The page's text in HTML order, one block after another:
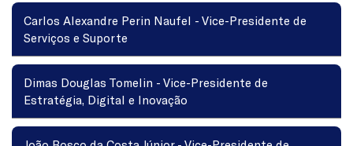
Carlos Alexandre Perin Naufel - Vice-Presidente de
Serviços e Suporte
Dimas Douglas Tomelin - Vice-Presidente de
Estratégia, Digital e Inovação